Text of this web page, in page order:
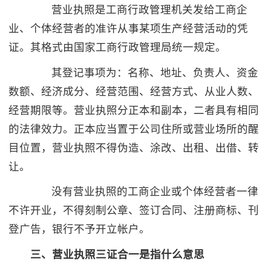
营业执照是工商行政管理机关发给工商企
业、个体经营者的准许从事某项生产经营活动的凭
证。其格式由国家工商行政管理局统一规定。
其登记事项为：名称、地址、负责人、资金
数额、经济成分、经营范围、经营方式、从业人数、
经营期限等。营业执照分正本和副本，二者具有相同
的法律效力。正本应当置于公司住所或营业场所的醒
目位置，营业执照不得伪造、涂改、出租、出借、转
让。
没有营业执照的工商企业或个体经营者一律
不许开业，不得刻制公章、签订合同、注册商标、刊
登广告，银行不予开立帐户。
三、营业执照三证合一是指什么意思